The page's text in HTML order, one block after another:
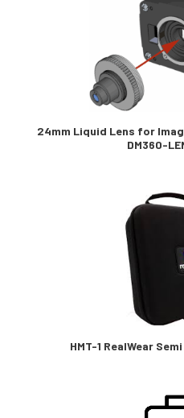
24mm Liquid Lens for
DM360-
HMT-1 RealWear